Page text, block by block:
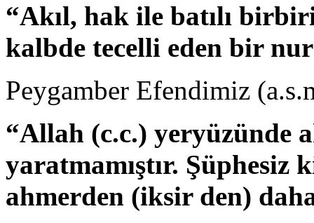
“Akıl, hak ile batılı
kalbde tecelli eden bir
Peygamber Efendimiz
“Allah (c.c.) yeryüzünde
yaratmamıştır.
ahmerden (iksir den)